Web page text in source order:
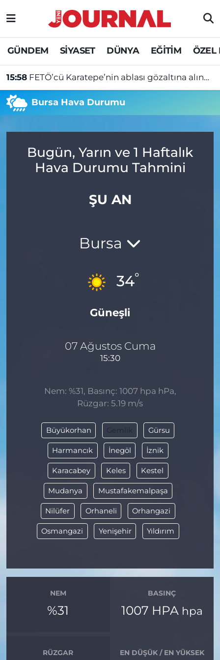
GÜNDEM SİYASET DÜNYA EĞİTİM ÖZEL
15:58 FETÖ’cü Karatepe’nin ablası gözaltına alındı!
Bursa Hava Durumu
Bugün, Yarın ve 1 Haftalık
Hava Durumu Tahmini
ŞU AN
Bursa
34°
Güneşli
07 Ağustos Cuma
15:30
Nem: %31, Basınç: 1007 hpa hPa,
Rüzgar: 5.19 m/s
Büyükorhan Gemlik Gürsu
Harmancık İnegöl İznik
Karacabey Keles Kestel
Mudanya Mustafakemalpaşa
Nilüfer Orhaneli Orhangazi
Osmangazi Yenişehir Yıldırım
NEM
%31
BASINÇ
1007 HPA hpa
RÜZGAR EN DÜŞÜK / EN YÜKSEK
GÜNDEM
SİYASET
SAĞLIK
DÜNYA
ÖZEL HABER
Nöbetçi Eczaneler
Hava Durumu
Trafik Durumu
Süper Lig Puan Durumu ve Fikstür
Son Dakika Haberleri